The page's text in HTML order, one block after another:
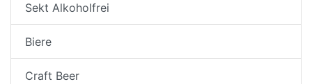
Sekt Alkoholfrei
Biere
Craft Beer